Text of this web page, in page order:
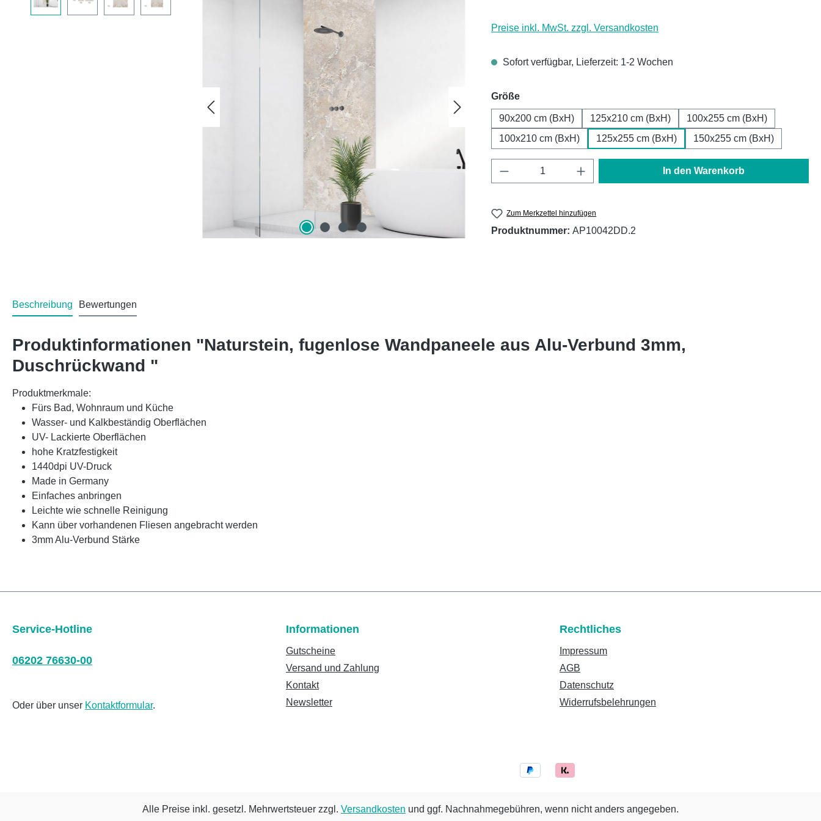
Preise inkl. MwSt. zzgl. Versandkosten
Sofort verfügbar, Lieferzeit: 1-2 Wochen
Größeauswählen
90x200 cm (BxH) 125x210 cm (BxH)
100x255 cm (BxH)
100x210 cm (BxH)
125x255 cm (BxH) 150x255 cm (BxH)
Produkt Anzahl: Gib den gewünschten Wert ein
In den Warenkorb
Zum Merkzettel hinzufügen
Produktnummer: AP10042DD.2
Beschreibung Bewertungen
Produktinformationen "Naturstein, fugenlose Wandpaneele aus Alu-Verbund 3mm,
Duschrückwand "
Produktmerkmale:
Fürs Bad, Wohnraum und Küche
Wasser- und Kalkbeständig Oberflächen
UV- Lackierte Oberflächen
hohe Kratzfestigkeit
1440dpi UV-Druck
Made in Germany
Einfaches anbringen
Leichte wie schnelle Reinigung
Kann über vorhandenen Fliesen angebracht werden
3mm Alu-Verbund Stärke
Service-Hotline
06202 76630-00
Oder über unser Kontaktformular.
Informationen
Gutscheine
Versand und Zahlung
Kontakt
Newsletter
Rechtliches
Impressum
AGB
Datenschutz
Widerrufsbelehrungen
Alle Preise inkl. gesetzl. Mehrwertsteuer zzgl. Versandkosten und ggf. Nachnahmegebühren, wenn nicht anders angegeben.